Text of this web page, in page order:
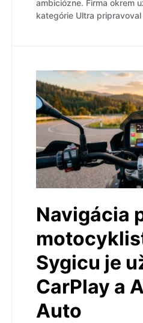
ambiciózne. Firma okrem
kategórie Ultra
Navigácia
Sygicu je
CarPlay a
Auto